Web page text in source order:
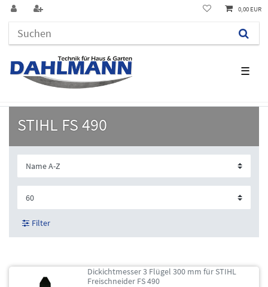
☰
0,00 EUR
STIHL FS 490
Filter
Dickichtmesser 3 Flügel 300 mm für STIHL
Freischneider FS 490